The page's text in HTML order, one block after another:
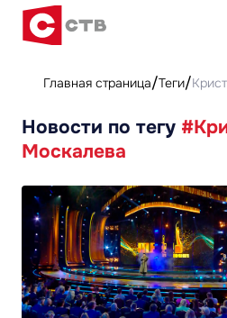
Главная страница Теги
Новости по тегу
Москалева